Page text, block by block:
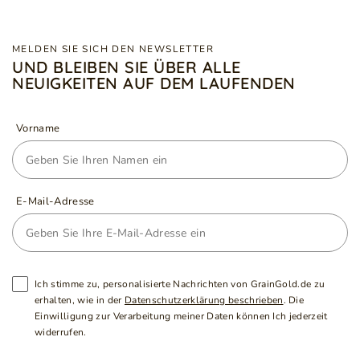
MELDEN SIE SICH DEN NEWSLETTER
UND BLEIBEN SIE ÜBER ALLE
NEUIGKEITEN AUF DEM LAUFENDEN
Vorname
E-Mail-Adresse
Ich stimme zu, personalisierte Nachrichten von GrainGold.de zu
erhalten, wie in der Datenschutzerklärung beschrieben. Die
Einwilligung zur Verarbeitung meiner Daten können Ich jederzeit
widerrufen.